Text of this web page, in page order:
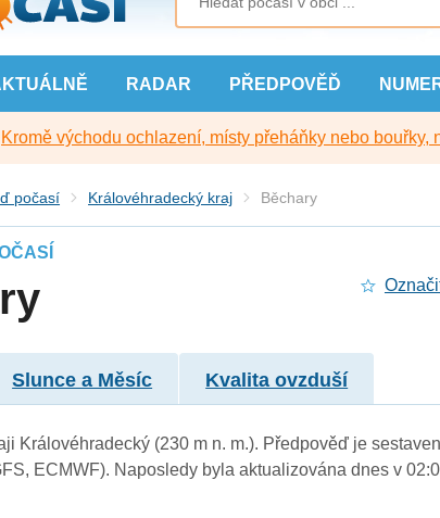
RADAR PŘEDPOVĚĎ
Kromě východu ochlazení, místy přeháňky nebo bouřky,
počasí Královéhradecký kraj Běchary
Slunce a Měsíc Kvalita ovzduší
Královéhradecký (230 m n. m.). Předpověď je
ECMWF). Naposledy byla aktualizována dnes v